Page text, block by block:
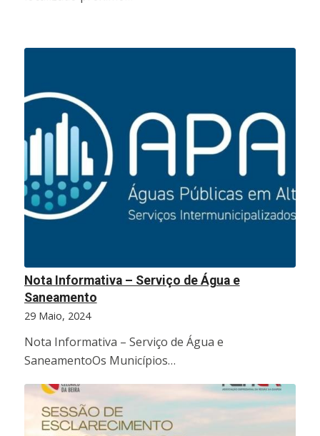
Nota Informativa – Serviço de Água e
Saneamento
29 Maio, 2024
Nota Informativa – Serviço de Água e
SaneamentoOs Municípios…